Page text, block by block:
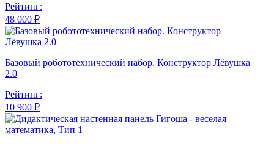
Рейтинг:
48 000 ₽
Базовый робототехнический набор. Конструктор Лёвушка
2.0
Рейтинг:
10 900 ₽